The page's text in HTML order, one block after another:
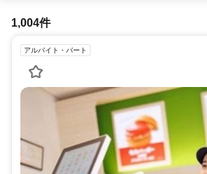
1,004件
アルバイト・パート